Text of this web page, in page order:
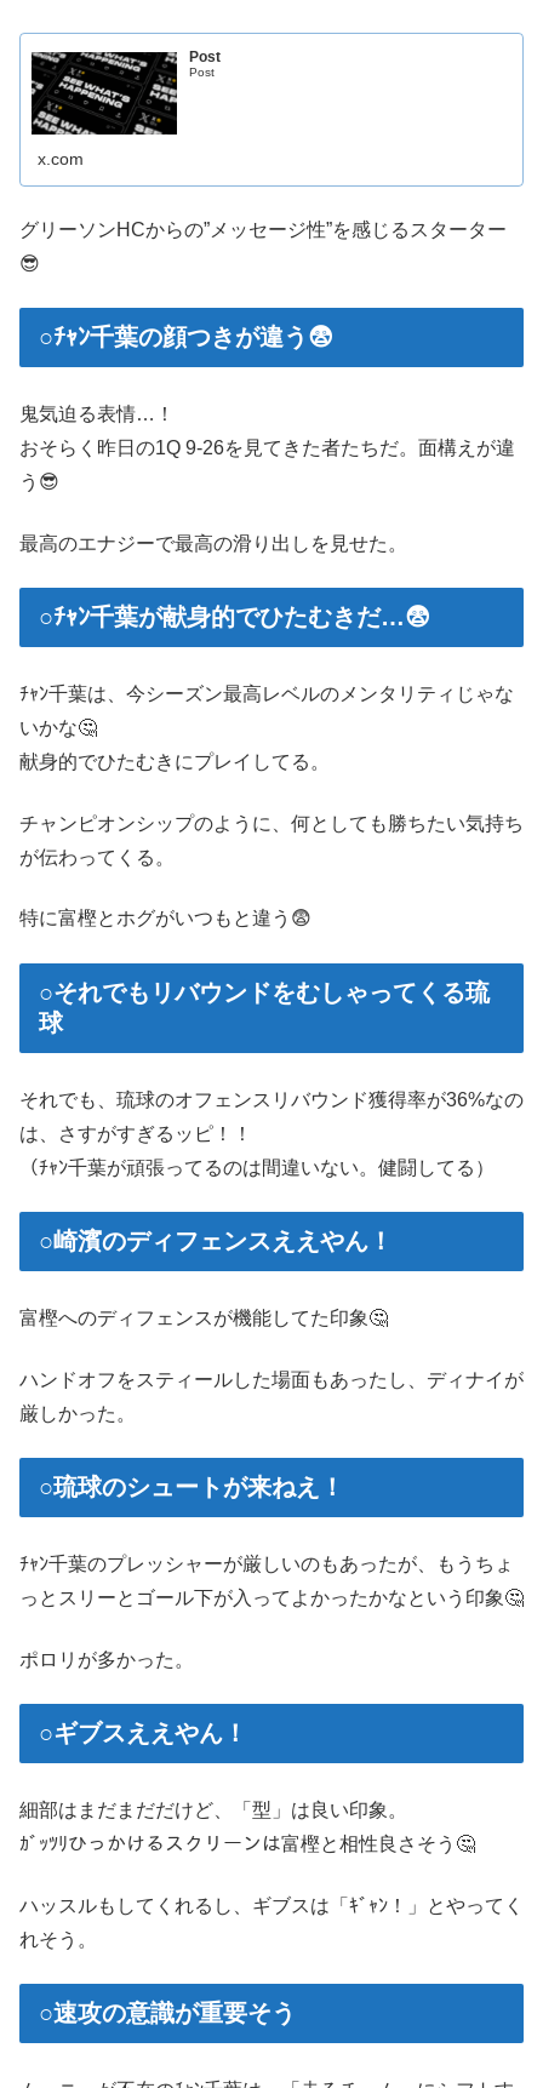
Post
Post
x.com
グリーソンHCからの”メッセージ性”を感じるスターター
😎
○ﾁｬﾝ千葉の顔つきが違う😨
鬼気迫る表情…！
おそらく昨日の1Q 9-26を見てきた者たちだ。面構えが違
う😎
最高のエナジーで最高の滑り出しを見せた。
○ﾁｬﾝ千葉が献身的でひたむきだ…😨
ﾁｬﾝ千葉は、今シーズン最高レベルのメンタリティじゃな
いかな🤔
献身的でひたむきにプレイしてる。
チャンピオンシップのように、何としても勝ちたい気持ち
が伝わってくる。
特に富樫とホグがいつもと違う😨
○それでもリバウンドをむしゃってくる琉
球
それでも、琉球のオフェンスリバウンド獲得率が36%なの
は、さすがすぎるッピ！！
（ﾁｬﾝ千葉が頑張ってるのは間違いない。健闘してる）
○崎濱のディフェンスええやん！
富樫へのディフェンスが機能してた印象🤔
ハンドオフをスティールした場面もあったし、ディナイが
厳しかった。
○琉球のシュートが来ねえ！
ﾁｬﾝ千葉のプレッシャーが厳しいのもあったが、もうちょ
っとスリーとゴール下が入ってよかったかなという印象🤔
ポロリが多かった。
○ギブスええやん！
細部はまだまだだけど、「型」は良い印象。
ｶﾞｯﾂﾘひっかけるスクリーンは富樫と相性良さそう🤔
ハッスルもしてくれるし、ギブスは「ｷﾞｬﾝ！」とやってく
れそう。
○速攻の意識が重要そう